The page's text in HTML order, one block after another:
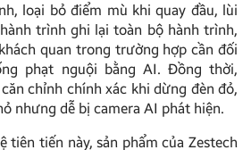
loại bỏ điểm mù khi quay đầu, lùi
trình ghi lại toàn bộ hành trình,
quan trong trường hợp cần đối
phạt nguội bằng AI. Đồng thời,
chỉnh chính xác khi dừng đèn đỏ,
nhưng dễ bị camera AI phát hiện.
tiên tiến này, sản phẩm của Zestech